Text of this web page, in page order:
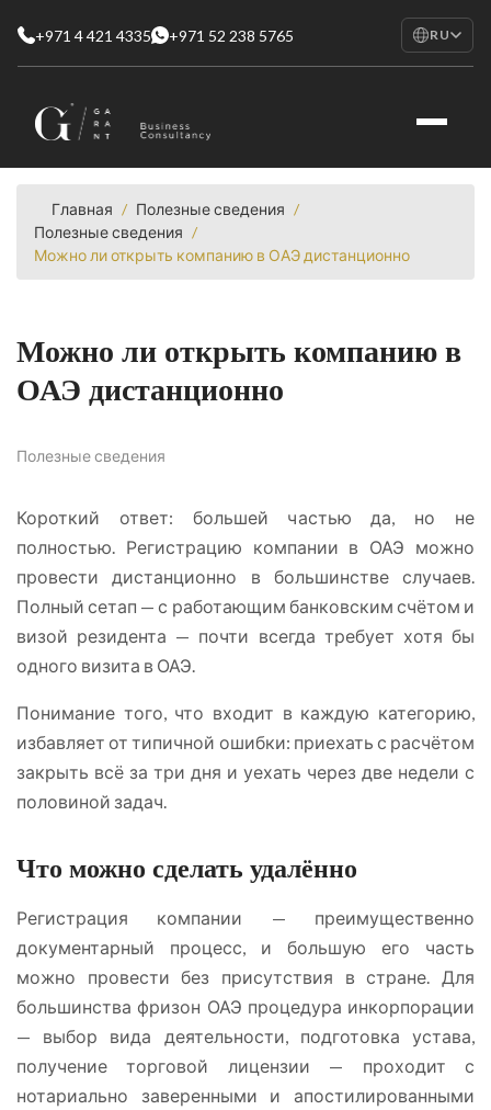
+971 4 421 4335 +971 52 238 5765 RU
العربية
Главная / Полезные сведения /
Полезные сведения /
Можно ли открыть компанию в ОАЭ дистанционно
Можно ли открыть компанию в
ОАЭ дистанционно
Полезные сведения
Короткий ответ: большей частью да, но не
полностью. Регистрацию компании в ОАЭ можно
провести дистанционно в большинстве случаев.
Полный сетап — с работающим банковским счётом и
визой резидента — почти всегда требует хотя бы
одного визита в ОАЭ.
Понимание того, что входит в каждую категорию,
избавляет от типичной ошибки: приехать с расчётом
закрыть всё за три дня и уехать через две недели с
половиной задач.
Что можно сделать удалённо
Регистрация компании — преимущественно
документарный процесс, и большую его часть
можно провести без присутствия в стране. Для
большинства фризон ОАЭ процедура инкорпорации
— выбор вида деятельности, подготовка устава,
получение торговой лицензии — проходит с
нотариально заверенными и апостилированными